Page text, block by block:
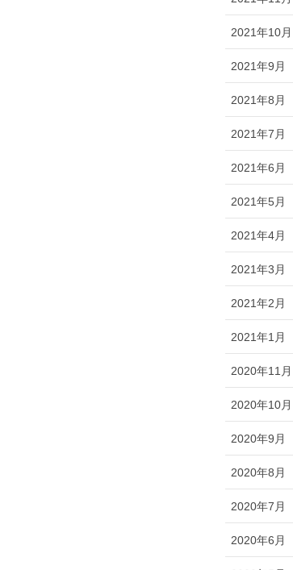
2021年10月
2021年9月
2021年8月
2021年7月
2021年6月
2021年5月
2021年4月
2021年3月
2021年2月
2021年1月
2020年11月
2020年10月
2020年9月
2020年8月
2020年7月
2020年6月